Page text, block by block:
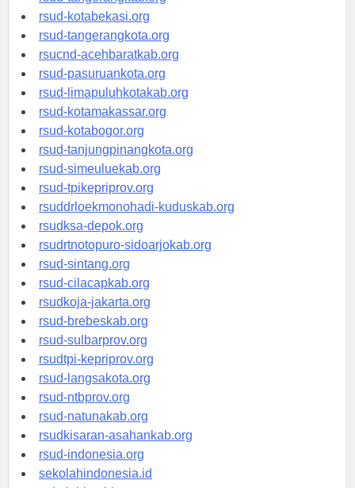
rsud-tangerangkab.org
rsud-kotabekasi.org
rsud-tangerangkota.org
rsucnd-acehbaratkab.org
rsud-pasuruankota.org
rsud-limapuluhkotakab.org
rsud-kotamakassar.org
rsud-kotabogor.org
rsud-tanjungpinangkota.org
rsud-simeuluekab.org
rsud-tpikepriprov.org
rsuddrloekmonohadi-kuduskab.org
rsudksa-depok.org
rsudrtnotopuro-sidoarjokab.org
rsud-sintang.org
rsud-cilacapkab.org
rsudkoja-jakarta.org
rsud-brebeskab.org
rsud-sulbarprov.org
rsudtpi-kepriprov.org
rsud-langsakota.org
rsud-ntbprov.org
rsud-natunakab.org
rsudkisaran-asahankab.org
rsud-indonesia.org